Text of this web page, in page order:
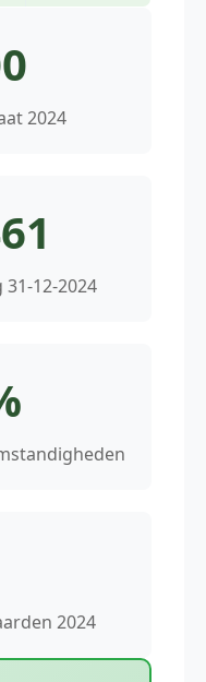
2024
12-2024
2024